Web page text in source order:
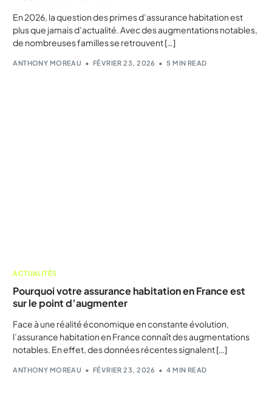
En 2026, la question des primes d’assurance habitation est
plus que jamais d’actualité. Avec des augmentations notables,
de nombreuses familles se retrouvent […]
ANTHONY MOREAU FÉVRIER 23, 2026 5 MIN READ
ACTUALITÉS
Pourquoi votre assurance habitation en France est
sur le point d’augmenter
Face à une réalité économique en constante évolution,
l’assurance habitation en France connaît des augmentations
notables. En effet, des données récentes signalent […]
ANTHONY MOREAU FÉVRIER 23, 2026 4 MIN READ